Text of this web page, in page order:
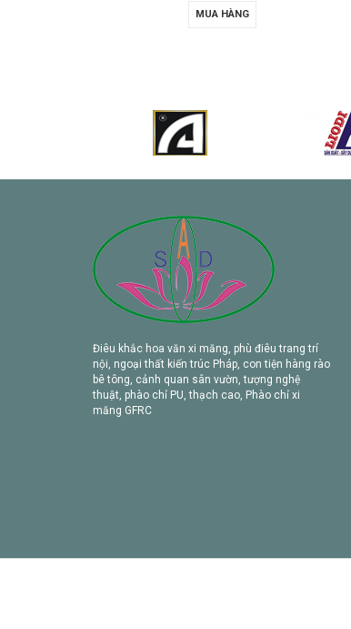
MUA HÀNG
Điêu khắc hoa văn xi măng, phù điêu trang trí
nội, ngoại thất kiến trúc Pháp, con tiện hàng rào
bê tông, cảnh quan sân vườn, tượng nghệ
thuật, phào chỉ PU, thạch cao, Phào chỉ xi
măng GFRC